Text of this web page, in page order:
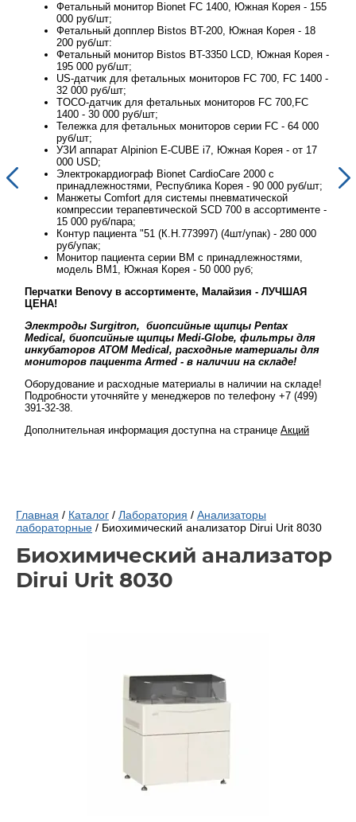
Фетальный монитор Bionet FC 1400, Южная Корея - 155
000 руб/шт;
Фетальный допплер Bistos BT-200, Южная Корея - 18
200 руб/шт:
Фетальный монитор Bistos BT-3350 LCD, Южная Корея -
195 000 руб/шт;
US-датчик для фетальных мониторов FC 700, FC 1400 -
32 000 руб/шт;
TOCO-датчик для фетальных мониторов FC 700,FC
1400 - 30 000 руб/шт;
Тележка для фетальных мониторов серии FC - 64 000
руб/шт;
УЗИ аппарат Alpinion E-CUBE i7, Южная Корея - от 17
000 USD;
Электрокардиограф Bionet CardioCare 2000 с
принадлежностями, Республика Корея - 90 000 руб/шт;
Манжеты Comfort для системы пневматической
компрессии терапевтической SCD 700 в ассортименте -
15 000 руб/пара;
Контур пациента "51 (К.Н.773997) (4шт/упак) - 280 000
руб/упак;
Монитор пациента серии BM с принадлежностями,
модель BM1, Южная Корея - 50 000 руб;
Перчатки Benovy в ассортименте, Малайзия - ЛУЧШАЯ
ЦЕНА!
Электроды Surgitron, биопсийные щипцы Pentax
Medical, биопсийные щипцы Medi-Globe, фильтры для
инкубаторов ATOM Medical, расходные материалы для
мониторов пациента Armed - в наличии на складе!
Оборудование и расходные материалы в наличии на складе!
Подробности уточняйте у менеджеров по телефону +7 (499)
391-32-38.
Дополнительная информация доступна на странице Акций
Главная / Каталог / Лаборатория / Анализаторы
лабораторные / Биохимический анализатор Dirui Urit 8030
Биохимический анализатор
Dirui Urit 8030